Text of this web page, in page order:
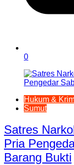
0
Hukum &
Sumut
Satres
Pria
Barang Bukti